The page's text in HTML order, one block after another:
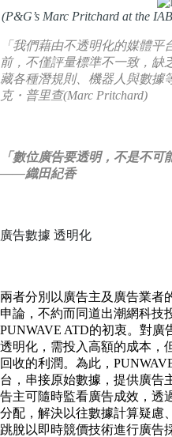
(P&G’s Marc Pritchard at the
「我們藉由不透明化的媒體
前，不僅評量標準不一致，缺
藏各種潛規則、機器人與數
克・普里查(Marc Pritchard)
「數位廣告要透明，不是不可
——織田紀香
廣告數據 透明化
兩者分別以廣告主及廣告業者
申論，不約而同道出潮網科技
PUNWAVE ATD的初衷。對廣
透明化，需投入高額的成本，
回收的利潤。為此，
台，串接原始數據，提供廣告
告主可隨時監看廣告成效，透
分配，解決以往數據計算疑慮
跳脫以即時競價技術進行廣告